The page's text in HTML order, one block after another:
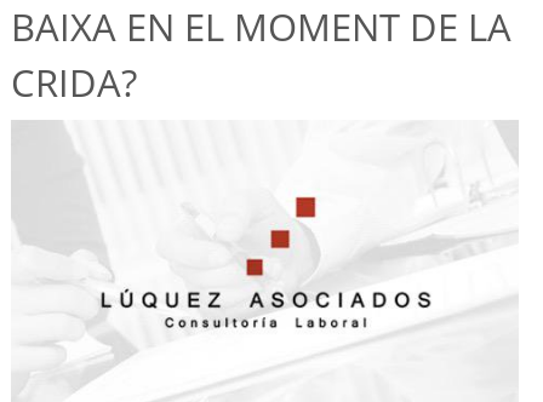
BAIXA EN EL MOMENT DE LA
CRIDA?